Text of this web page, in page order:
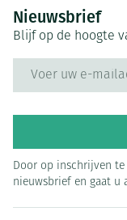
Nieuwsbrief
Blijf op de hoogte
Door op inschrijven
nieuwsbrief en gaat u